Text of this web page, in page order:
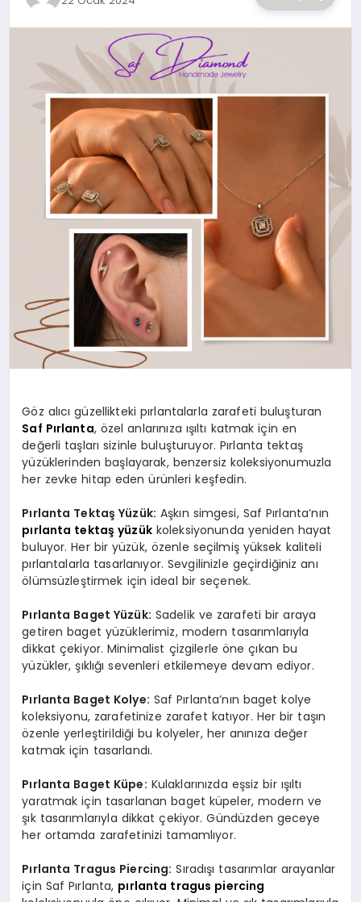
SPOR
Göz alıcı güzellikteki pırlantalarla zarafeti buluşturan
Saf Pırlanta, özel anlarınıza ışıltı katmak için en
değerli taşları sizinle buluşturuyor. Pırlanta tektaş
yüzüklerinden başlayarak, benzersiz koleksiyonumuzla
her zevke hitap eden ürünleri keşfedin.
Pırlanta Tektaş Yüzük: Aşkın simgesi, Saf Pırlanta’nın
pırlanta tektaş yüzükkoleksiyonunda yeniden hayat
buluyor. Her bir yüzük, özenle seçilmiş yüksek kaliteli
pırlantalarla tasarlanıyor. Sevgilinizle geçirdiğiniz anı
ölümsüzleştirmek için ideal bir seçenek.
Pırlanta Baget Yüzük: Sadelik ve zarafeti bir araya
getiren baget yüzüklerimiz, modern tasarımlarıyla
dikkat çekiyor. Minimalist çizgilerle öne çıkan bu
yüzükler, şıklığı sevenleri etkilemeye devam ediyor.
Pırlanta Baget Kolye: Saf Pırlanta’nın baget kolye
koleksiyonu, zarafetinize zarafet katıyor. Her bir taşın
özenle yerleştirildiği bu kolyeler, her anınıza değer
katmak için tasarlandı.
Pırlanta Baget Küpe: Kulaklarınızda eşsiz bir ışıltı
yaratmak için tasarlanan baget küpeler, modern ve
şık tasarımlarıyla dikkat çekiyor. Gündüzden geceye
her ortamda zarafetinizi tamamlıyor.
Pırlanta Tragus Piercing: Sıradışı tasarımlar arayanlar
için Saf Pırlanta, pırlanta tragus piercing